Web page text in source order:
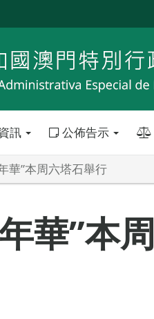
訊 公佈告示
華”本周六塔石舉行
華”本周